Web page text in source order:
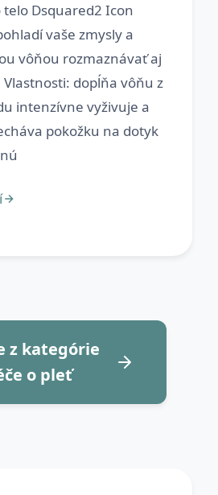
Dsquared2 Icon
vaše zmysly a
vôňou rozmaznávať aj
dopĺňa vôňu z
intenzívne vyživuje a
pokožku na dotyk
z kategórie
o pleť